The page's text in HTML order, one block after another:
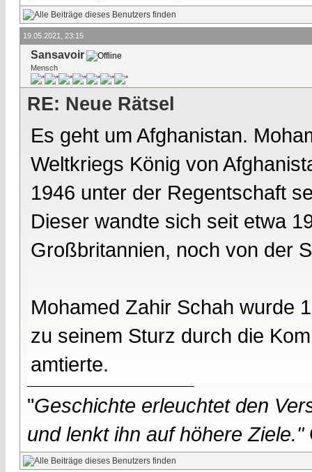
19.05.2021, 23:15
Sansavoir
Mensch
RE: Neue Rätsel
Es geht um Afghanistan.
Weltkriegs König von
1946 unter der Regentschaft
Dieser wandte sich seit etwa
Großbritannien, noch von der
Mohamed Zahir Schah wurde
zu seinem Sturz durch die
amtierte.
"Geschichte erleuchtet den
und lenkt ihn auf höhere Ziele."